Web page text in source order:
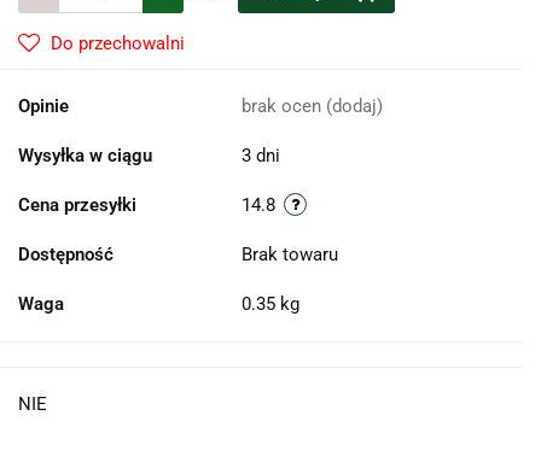
Do przechowalni
Opinie brak ocen (dodaj)
Wysyłka w ciągu 3 dni
Cena przesyłki 14.8
Dostępność Brak towaru
Waga 0.35 kg
NIE